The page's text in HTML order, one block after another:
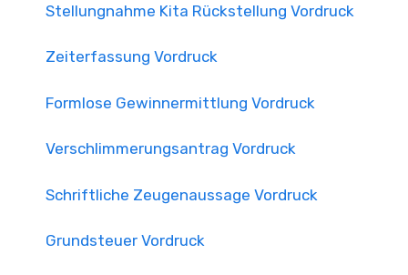
Stellungnahme Kita Rückstellung Vordruck
Zeiterfassung Vordruck
Formlose Gewinnermittlung Vordruck
Verschlimmerungsantrag Vordruck
Schriftliche Zeugenaussage Vordruck
Grundsteuer Vordruck